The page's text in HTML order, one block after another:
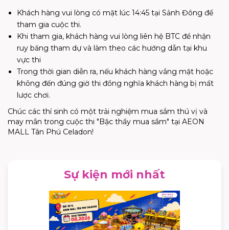
Khách hàng vui lòng có mặt lúc 14:45 tại Sảnh Đông để
tham gia cuộc thi.
Khi tham gia, khách hàng vui lòng liên hệ BTC để nhận
ruy băng tham dự và làm theo các hướng dẫn tại khu
vực thi
Trong thời gian diễn ra, nếu khách hàng vắng mặt hoặc
không đến đúng giờ thi đồng nghĩa khách hàng bị mất
lược chơi.
Chúc các thí sinh có một trải nghiệm mua sắm thú vị và
may mắn trong cuộc thi "Bậc thầy mua sắm" tại AEON
MALL Tân Phú Celadon!
Sự kiện mới nhất